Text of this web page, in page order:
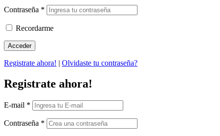
Contraseña *
Recordarme
Registrate ahora! | Olvidaste tu contraseña?
Registrate ahora!
E-mail *
Contraseña *